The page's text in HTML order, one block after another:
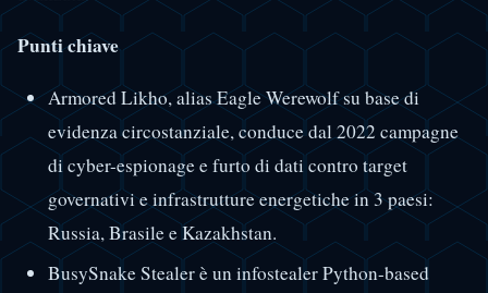
Punti chiave
Armored Likho, alias Eagle Werewolf su base di
evidenza circostanziale, conduce dal 2022 campagne
di cyber-espionage e furto di dati contro target
governativi e infrastrutture energetiche in 3 paesi:
Russia, Brasile e Kazakhstan.
BusySnake Stealer è un infostealer Python-based